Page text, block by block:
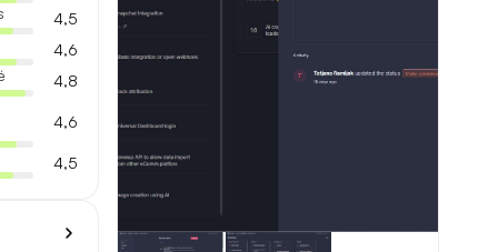
sur la longueur de contexte, la
sans découpage manuel.
4,5
4,6
4,8
4,6
4,5